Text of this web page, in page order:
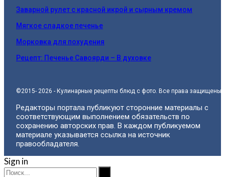
Заварной рулет с красной икрой и сырным кремом
Мягкое сладкое печенье
Морковка для похудения
Рецепт: Печенье Савоярди – В духовке
©2015- 2026 - Кулинарные рецепты блюд с фото. Все права защищены.
Редакторы портала публикуют сторонние материалы с
соответствующим выполнением обязательств по
сохранению авторских прав. В каждом публикуемом
материале указывается ссылка на источник
правообладателя.
Sign in